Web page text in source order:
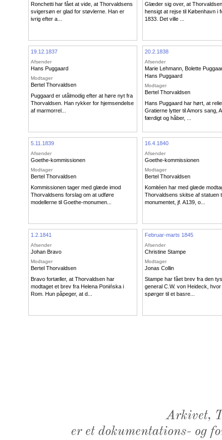
Ronchetti har fået at vide, at Thorvaldsens
svigersøn er glad for støvlerne. Han er
ivrig efter a...
Glæder sig over, at
hensigt at rejse til København i
1833. Det ville ...
19.12.1837
Afsender
Hans Puggaard
Modtager
Bertel Thorvaldsen
Puggaard er utålmodig efter at høre nyt fra
Thorvaldsen. Han rykker for hjemsendelse
af marmorrel...
20.2.1838
Afsender
Marie Lehmann Bolette
Hans Puggaard
Modtager
Bertel Thorvaldsen
Hans Puggaard har hørt, at
Gratierne lytter til Amors sang,
færdigt og håber, ...
5.11.1839
Afsender
Goethe-kommissionen
Modtager
Bertel Thorvaldsen
Kommissionen tager med glæde imod
Thorvaldsens forslag om at udføre
modellerne til Goethe-monumen...
16.4.1840
Afsender
Goethe-kommissionen
Modtager
Bertel Thorvaldsen
Komitéen har med glæde
Thorvaldsens skitse af statuen
monumentet, jf. A139, o...
1.2.1841
Afsender
Johan Bravo
Modtager
Bertel Thorvaldsen
Bravo fortæller, at Thorvaldsen har
modtaget et brev fra Helena Ponińska i
Rom. Hun påpeger, at d...
Februar-marts 1845
Afsender
Christine Stampe
Modtager
Jonas Collin
Stampe har fået brev fra den
general C.W. von Heideck, hvor
spørger til et basre...
Arkivet,
er et dokumentations- og